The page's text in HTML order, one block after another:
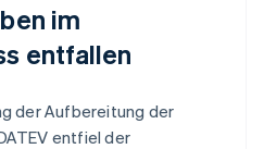
im
entfallen
der Aufbereitung der
entfiel der